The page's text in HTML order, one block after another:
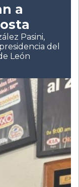
a
Pasini,
del
León